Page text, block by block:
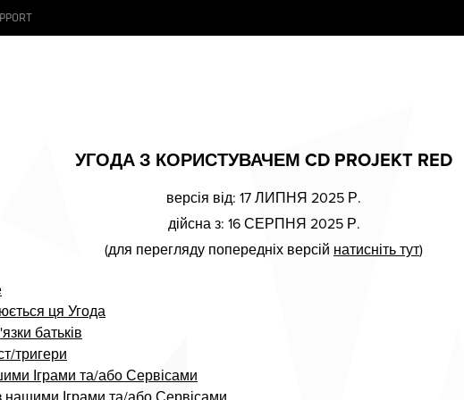
УГОДА З КОРИСТУВАЧЕМ CD PROJEKT RED
версія від: 17 ЛИПНЯ 2025 Р.
дійсна з: 16 СЕРПНЯ 2025 Р.
(для перегляду попередніх версій натисніть тут)
ця Угода
батьків
тригери
Іграми та/або Сервісами